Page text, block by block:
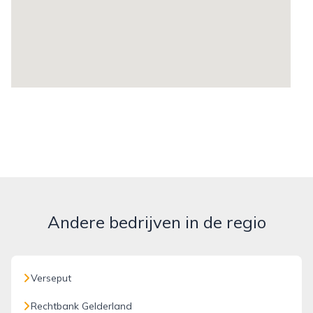
Andere bedrijven in de regio
Verseput
Rechtbank Gelderland